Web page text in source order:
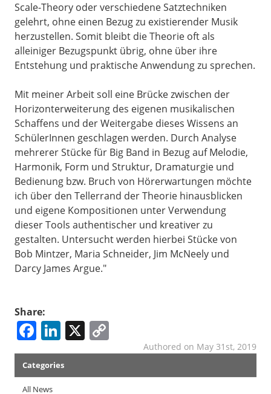
Scale-Theory oder verschiedene Satztechniken
gelehrt, ohne einen Bezug zu existierender Musik
herzustellen. Somit bleibt die Theorie oft als
alleiniger Bezugspunkt übrig, ohne über ihre
Entstehung und praktische Anwendung zu sprechen.
Mit meiner Arbeit soll eine Brücke zwischen der
Horizonterweiterung des eigenen musikalischen
Schaffens und der Weitergabe dieses Wissens an
SchülerInnen geschlagen werden. Durch Analyse
mehrerer Stücke für Big Band in Bezug auf Melodie,
Harmonik, Form und Struktur, Dramaturgie und
Bedienung bzw. Bruch von Hörerwartungen möchte
ich über den Tellerrand der Theorie hinausblicken
und eigene Kompositionen unter Verwendung
dieser Tools authentischer und kreativer zu
gestalten. Untersucht werden hierbei Stücke von
Bob Mintzer, Maria Schneider, Jim McNeely und
Darcy James Argue."
Share:
Facebook
LinkedIn
X
LinkAuthored on May 31st, 2019
News
Menu
Categories
All News